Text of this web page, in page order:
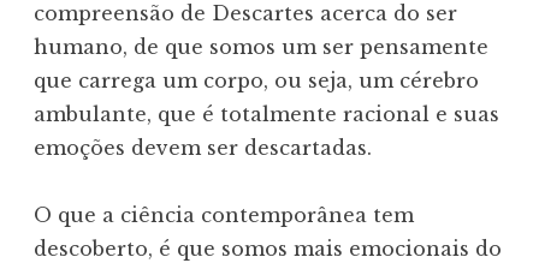
compreensão de Descartes acerca do ser
humano, de que somos um ser pensamente
que carrega um corpo, ou seja, um cérebro
ambulante, que é totalmente racional e suas
emoções devem ser descartadas.
O que a ciência contemporânea tem
descoberto, é que somos mais emocionais do